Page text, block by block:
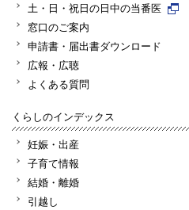
土・日・祝日の日中の当番医
窓口のご案内
申請書・届出書ダウンロード
広報・広聴
よくある質問
くらしのインデックス
妊娠・出産
子育て情報
結婚・離婚
引越し